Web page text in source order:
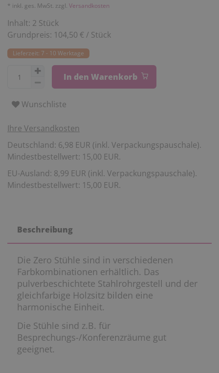
* inkl. ges. MwSt. zzgl. Versandkosten
Inhalt: 2 Stück
Grundpreis: 104,50 € / Stück
Lieferzeit: 7 - 10 Werktage
In den Warenkorb
Wunschliste
Ihre Versandkosten
Deutschland: 6,98 EUR (inkl. Verpackungspauschale).
Mindestbestellwert: 15,00 EUR.
EU-Ausland: 8,99 EUR (inkl. Verpackungspauschale).
Mindestbestellwert: 15,00 EUR.
Beschreibung
Die Zero Stühle sind in verschiedenen
Farbkombinationen erhältlich. Das
pulverbeschichtete Stahlrohrgestell und der
gleichfarbige Holzsitz bilden eine
harmonische Einheit.
Die Stühle sind z.B. für
Besprechungs-/Konferenzräume gut
geeignet.